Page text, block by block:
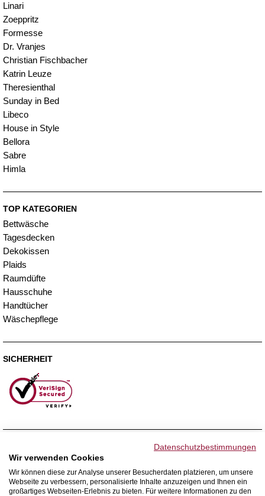
Linari
Zoeppritz
Formesse
Dr. Vranjes
Christian Fischbacher
Katrin Leuze
Theresienthal
Sunday in Bed
Libeco
House in Style
Bellora
Sabre
Himla
TOP KATEGORIEN
Bettwäsche
Tagesdecken
Dekokissen
Plaids
Raumdüfte
Hausschuhe
Handtücher
Wäschepflege
SICHERHEIT
WIR VERSENDEN MIT
Datenschutzbestimmungen
Wir verwenden Cookies
Wir können diese zur Analyse unserer Besucherdaten platzieren, um unsere
Webseite zu verbessern, personalisierte Inhalte anzuzeigen und Ihnen ein
großartiges Webseiten-Erlebnis zu bieten. Für weitere Informationen zu den